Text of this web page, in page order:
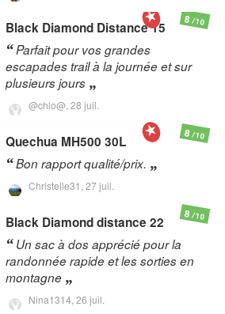
Black Diamond Distance 15
Parfait pour vos grandes
escapades trail à la journée et sur
plusieurs jours
@chlo@, 28 juil.
8/10
Quechua MH500 30L
Bon rapport qualité/prix.
Christelle31, 27 juil.
8/10
Black Diamonddistance 22
Un sac à dos apprécié pour la
randonnée rapide et les sorties en
montagne
Nina1314, 26 juil.
8/10